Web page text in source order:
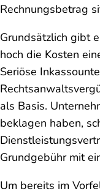
Rechnungsbetrag
Grundsätzlich gibt
hoch die Kosten
Seriöse
als Basis.
beklagen haben,
Grundgebühr mit
Um bereits im